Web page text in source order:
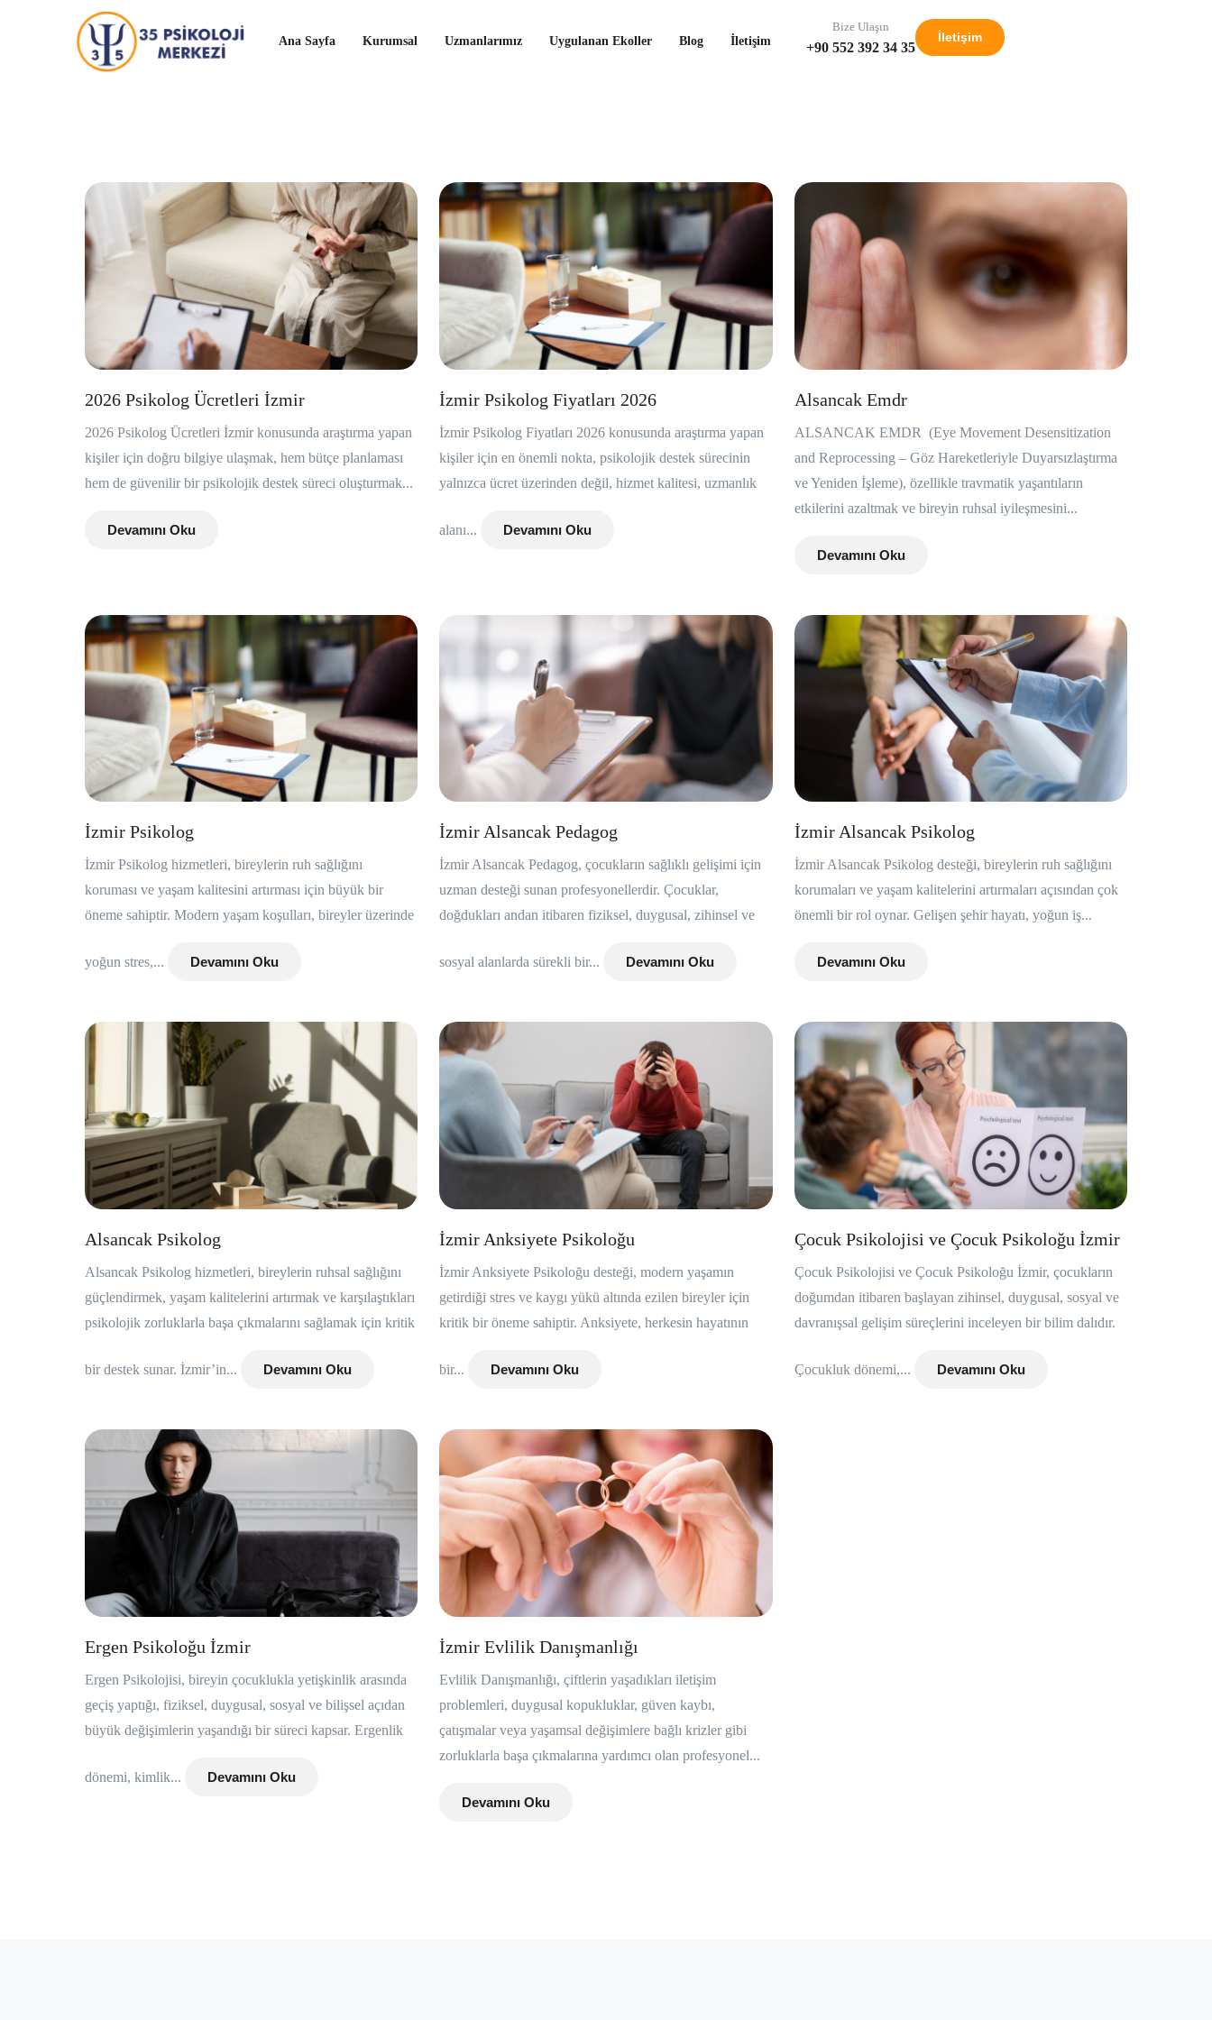
Ana Sayfa Kurumsal Uzmanlarımız Uygulanan Ekoller Blog İletişim
Bize Ulaşın
+90 552 392 34 35
İletişim
2026 Psikolog Ücretleri İzmir
2026 Psikolog Ücretleri İzmir konusunda araştırma yapan
kişiler için doğru bilgiye ulaşmak, hem bütçe planlaması
hem de güvenilir bir psikolojik destek süreci oluşturmak...
Devamını Oku
İzmir Psikolog Fiyatları 2026
İzmir Psikolog Fiyatları 2026 konusunda araştırma yapan
kişiler için en önemli nokta, psikolojik destek sürecinin
yalnızca ücret üzerinden değil, hizmet kalitesi, uzmanlık
alanı... Devamını Oku
Alsancak Emdr
ALSANCAK EMDR (Eye Movement Desensitization
and Reprocessing – Göz Hareketleriyle Duyarsızlaştırma
ve Yeniden İşleme), özellikle travmatik yaşantıların
etkilerini azaltmak ve bireyin ruhsal iyileşmesini...
Devamını Oku
İzmir Psikolog
İzmir Psikolog hizmetleri, bireylerin ruh sağlığını
koruması ve yaşam kalitesini artırması için büyük bir
öneme sahiptir. Modern yaşam koşulları, bireyler üzerinde
yoğun stres,... Devamını Oku
İzmir Alsancak Pedagog
İzmir Alsancak Pedagog, çocukların sağlıklı gelişimi için
uzman desteği sunan profesyonellerdir. Çocuklar,
doğdukları andan itibaren fiziksel, duygusal, zihinsel ve
sosyal alanlarda sürekli bir... Devamını Oku
İzmir Alsancak Psikolog
İzmir Alsancak Psikolog desteği, bireylerin ruh sağlığını
korumaları ve yaşam kalitelerini artırmaları açısından çok
önemli bir rol oynar. Gelişen şehir hayatı, yoğun iş...
Devamını Oku
Alsancak Psikolog
Alsancak Psikolog hizmetleri, bireylerin ruhsal sağlığını
güçlendirmek, yaşam kalitelerini artırmak ve karşılaştıkları
psikolojik zorluklarla başa çıkmalarını sağlamak için kritik
bir destek sunar. İzmir’in... Devamını Oku
İzmir Anksiyete Psikoloğu
İzmir Anksiyete Psikoloğu desteği, modern yaşamın
getirdiği stres ve kaygı yükü altında ezilen bireyler için
kritik bir öneme sahiptir. Anksiyete, herkesin hayatının
bir... Devamını Oku
Çocuk Psikolojisi ve Çocuk Psikoloğu İzmir
Çocuk Psikolojisi ve Çocuk Psikoloğu İzmir, çocukların
doğumdan itibaren başlayan zihinsel, duygusal, sosyal ve
davranışsal gelişim süreçlerini inceleyen bir bilim dalıdır.
Çocukluk dönemi,... Devamını Oku
Ergen Psikoloğu İzmir
Ergen Psikolojisi, bireyin çocuklukla yetişkinlik arasında
geçiş yaptığı, fiziksel, duygusal, sosyal ve bilişsel açıdan
büyük değişimlerin yaşandığı bir süreci kapsar. Ergenlik
dönemi, kimlik... Devamını Oku
İzmir Evlilik Danışmanlığı
Evlilik Danışmanlığı, çiftlerin yaşadıkları iletişim
problemleri, duygusal kopukluklar, güven kaybı,
çatışmalar veya yaşamsal değişimlere bağlı krizler gibi
zorluklarla başa çıkmalarına yardımcı olan profesyonel...
Devamını Oku